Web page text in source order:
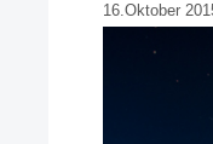
16.Oktober